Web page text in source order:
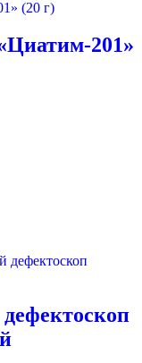
201»